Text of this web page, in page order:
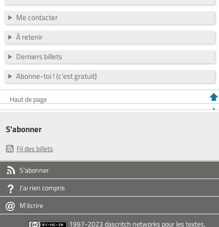
Me contacter
À retenir
Derniers billets
Abonne-toi ! (c'est gratuit)
Haut de page
S'abonner
Fil des billets
S'abonner
J'ai rien compris
M'écrire
1997-2023 dascritch networks pour les textes,